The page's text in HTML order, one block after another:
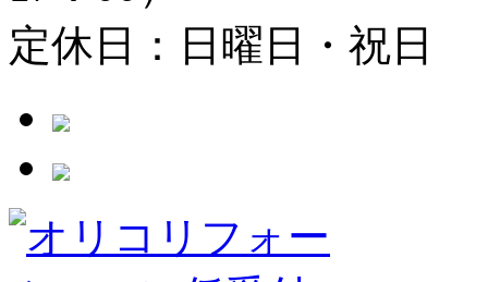
定休日：日曜日・祝日